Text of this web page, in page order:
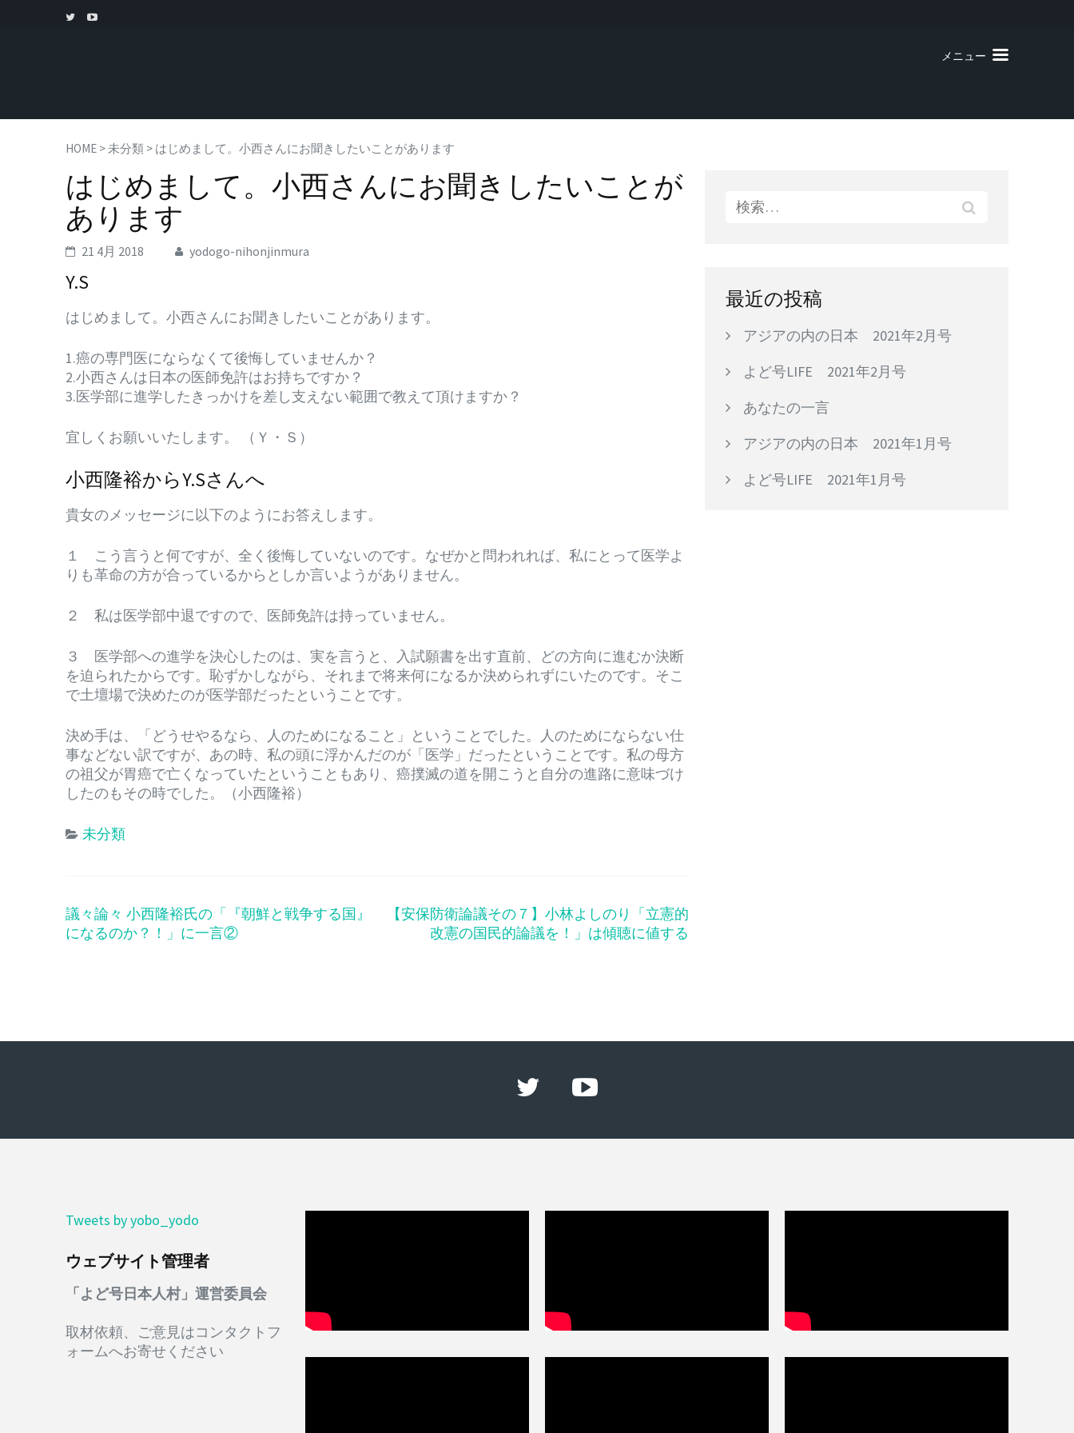
メニュー
HOME >未分類 > はじめまして。小西さんにお聞きしたいことがあります
はじめまして。小西さんにお聞きしたいことが
あります
21 4月 2018 yodogo-nihonjinmura
Y.S
はじめまして。小西さんにお聞きしたいことがあります。
1.癌の専門医にならなくて後悔していませんか？
2.小西さんは日本の医師免許はお持ちですか？
3.医学部に進学したきっかけを差し支えない範囲で教えて頂けますか？
宜しくお願いいたします。 （Ｙ・Ｓ）
小西隆裕からY.Sさんへ
貴女のメッセージに以下のようにお答えします。
１ こう言うと何ですが、全く後悔していないのです。なぜかと問われれば、私にとって医学よ
りも革命の方が合っているからとしか言いようがありません。
２ 私は医学部中退ですので、医師免許は持っていません。
３ 医学部への進学を決心したのは、実を言うと、入試願書を出す直前、どの方向に進むか決断
を迫られたからです。恥ずかしながら、それまで将来何になるか決められずにいたのです。そこ
で土壇場で決めたのが医学部だったということです。
決め手は、「どうせやるなら、人のためになること」ということでした。人のためにならない仕
事などない訳ですが、あの時、私の頭に浮かんだのが「医学」だったということです。私の母方
の祖父が胃癌で亡くなっていたということもあり、癌撲滅の道を開こうと自分の進路に意味づけ
したのもその時でした。（小西隆裕）
未分類
投
シ
議々論々 小西隆裕氏の「『朝鮮と戦争する国』
になるのか？！」に一言②
【安保防衛論議その７】小林よしのり「立憲的
改憲の国民的論議を！」は傾聴に値する
検
最近の投稿
アジアの内の日本 2021年2月号
よど号LIFE 2021年2月号
あなたの一言
アジアの内の日本 2021年1月号
よど号LIFE 2021年1月号
Tweets by yobo_yodo
ウェブサイト管理者
「よど号日本人村」運営委員会
取材依頼、ご意見はコンタクトフ
ォームへお寄せください